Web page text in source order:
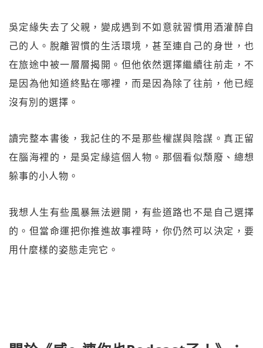
吳定緣失去了父親，變成遇到不如意就習慣用酒灌醉自
己的人。脫離習慣的生活環境，甚至連自己的身世，也
在旅途中被一層層揭開。但他依然選擇繼續往前走，不
是因為他知道終點在哪裡，而是因為除了往前，他已經
沒有別的選擇。
讀完整本書後，我記住的不是那些權謀與陰謀。真正留
在腦海裡的，是吳定緣這個人物。那個看似頹廢、總想
躲事的小人物。
我想人生有些風暴無法避開，有些道路也不是自己選擇
的。但當命運把你推進故事裡時，你仍然可以決定，要
用什麼樣的姿態走完它。